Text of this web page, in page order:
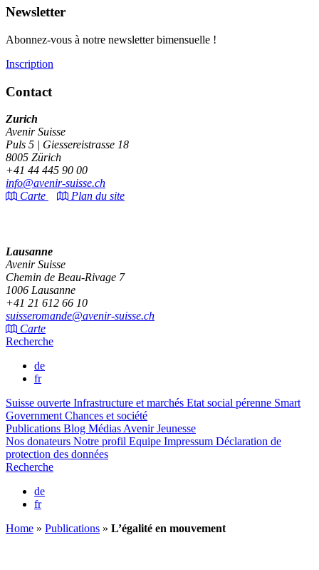
Newsletter
Abonnez-vous à notre newsletter bimensuelle !
Inscription
Contact
Zurich
Avenir Suisse
Puls 5 | Giessereistrasse 18
8005 Zürich
+41 44 445 90 00
info@avenir-suisse.ch
Carte
Plan du site
Lausanne
Avenir Suisse
Chemin de Beau-Rivage 7
1006 Lausanne
+41 21 612 66 10
suisseromande@avenir-suisse.ch
Carte
Recherche
de
fr
Suisse ouverte Infrastructure et marchés Etat social pérenne Smart
Government Chances et société
Publications Blog Médias Avenir Jeunesse
Nos donateurs Notre profil Equipe Impressum Déclaration de
protection des données
Recherche
de
fr
Home » Publications » L’égalité en mouvement